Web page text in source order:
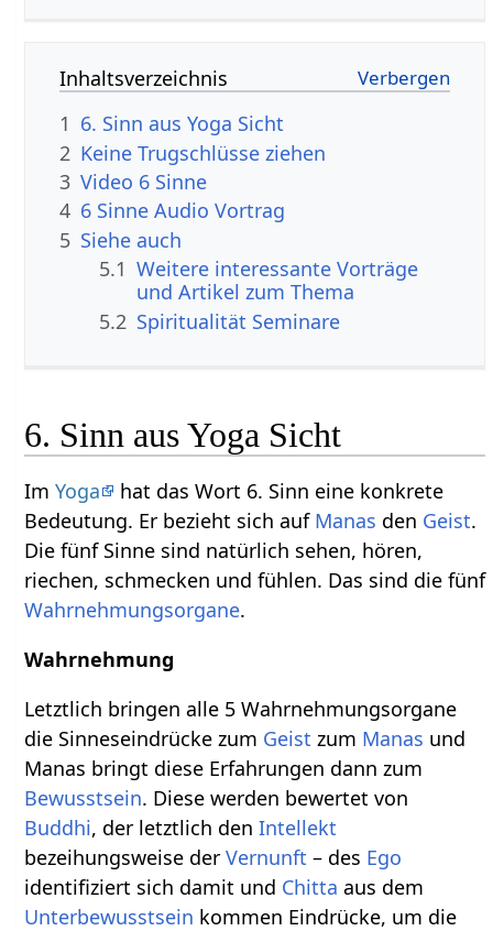
Inhaltsverzeichnis
1 6. Sinn aus Yoga Sicht
2 Keine Trugschlüsse ziehen
3 Video 6 Sinne
4 6 Sinne Audio Vortrag
5 Siehe auch
5.1 Weitere interessante Vorträge
und Artikel zum Thema
5.2 Spiritualität Seminare
6. Sinn aus Yoga Sicht
ImYoga
hat das Wort 6. Sinn eine konkrete
Bedeutung. Er bezieht sich auf Manas den Geist.
Die fünf Sinne sind natürlich sehen, hören,
riechen, schmecken und fühlen. Das sind die fünf
Wahrnehmungsorgane.
Wahrnehmung
Letztlich bringen alle 5 Wahrnehmungsorgane
die Sinneseindrücke zum Geist zum Manas und
Manas bringt diese Erfahrungen dann zum
Bewusstsein. Diese werden bewertet von
Buddhi, der letztlich denIntellekt
bezeihungsweise derVernunft – des Ego
identifiziert sich damit und Chitta aus dem
Unterbewusstsein kommen Eindrücke, um die